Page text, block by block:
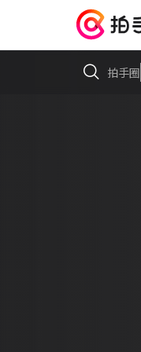
拍手圈